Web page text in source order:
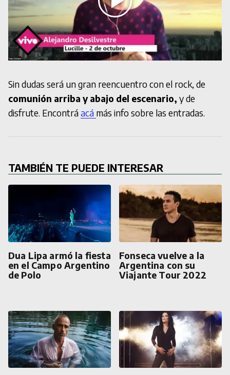
Sin dudas será un gran reencuentro con el rock, de
comunión arriba y abajo del escenario, y de
disfrute. Encontráacá más info sobre las entradas.
TAMBIÉN TE PUEDE INTERESAR
Dua Lipa armó la fiesta
en el Campo Argentino
de Polo
Fonseca vuelve a la
Argentina con su
Viajante Tour 2022